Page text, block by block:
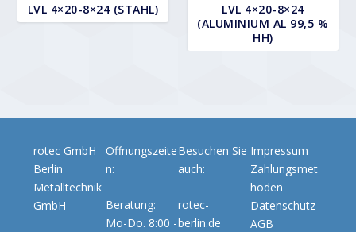
LVL 4×20-8×24 (STAHL)
LVL 4×20-8×24
(ALUMINIUM AL 99,5 %
HH)
rotec GmbH
Berlin
Metalltechnik
GmbH
Öffnungszeite
n:
Beratung:
Mo-Do. 8:00 -
Besuchen Sie
auch:
rotec-
berlin.de
Impressum
Zahlungsmet
hoden
Datenschutz
AGB